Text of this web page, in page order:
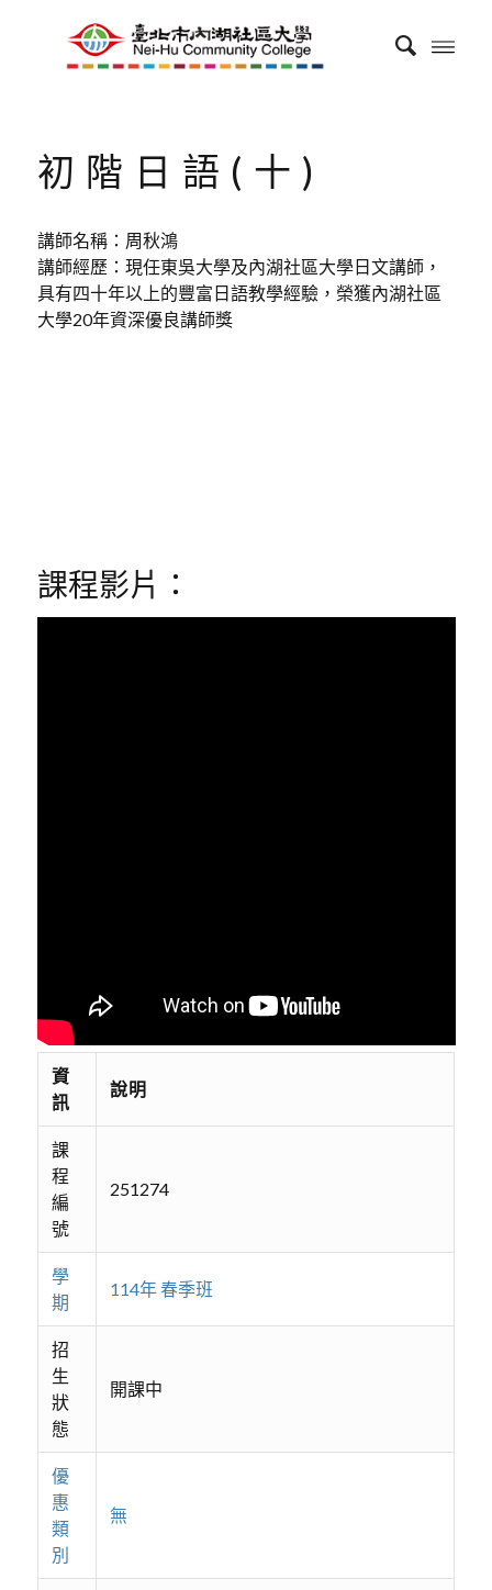
初階日語(十)
講師名稱：周秋鴻
講師經歷：現任東吳大學及內湖社區大學日文講師，
具有四十年以上的豐富日語教學經驗，榮獲內湖社區
大學20年資深優良講師獎
課程影片：
資
訊
說明
課
程
編
號
251274
學
期
114年 春季班
招
生
狀
態
開課中
優
惠
類
別
無